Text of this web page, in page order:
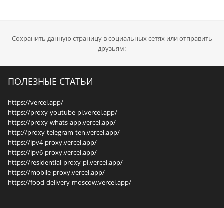
Сохранить данную страницу в социальных сетях или отправить
друзьям:
ПОЛЕЗНЫЕ СТАТЬИ
https://vercel.app/
https://proxy-youtube-pi.vercel.app/
https://proxy-whats-app.vercel.app/
http://proxy-telegram-ten.vercel.app/
https://ipv4-proxy.vercel.app/
https://ipv6-proxy.vercel.app/
https://residential-proxy-pi.vercel.app/
https://mobile-proxy.vercel.app/
https://food-delivery-moscow.vercel.app/